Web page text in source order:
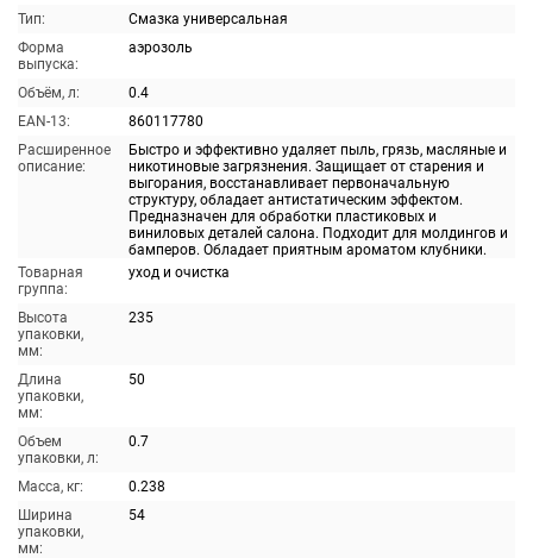
Тип:
Смазка универсальная
Форма
выпуска:
аэрозоль
Объём, л:
0.4
EAN-13:
860117780
Расширенное
описание:
Быстро и эффективно удаляет пыль, грязь, масляные и
никотиновые загрязнения. Защищает от старения и
выгорания, восстанавливает первоначальную
структуру, обладает антистатическим эффектом.
Предназначен для обработки пластиковых и
виниловых деталей салона. Подходит для молдингов и
бамперов. Обладает приятным ароматом клубники.
Товарная
группа:
уход и очистка
Высота
упаковки,
мм:
235
Длина
упаковки,
мм:
50
Объем
упаковки, л:
0.7
Масса, кг:
0.238
Ширина
упаковки,
мм:
54